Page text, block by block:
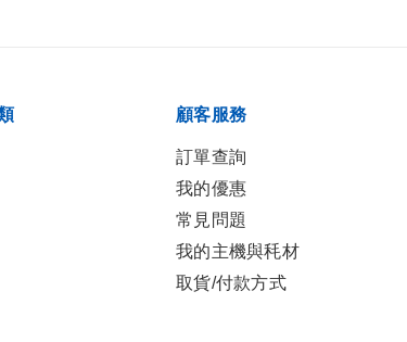
顧客服務
訂單查詢
我的優惠
常見問題
我的主機與秏材
取貨/付款方式